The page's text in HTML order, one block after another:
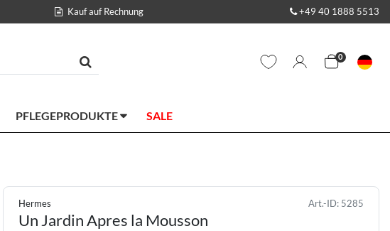
Kauf auf Rechnung +49 40 1888 5513
0
PFLEGEPRODUKTE SALE
Hermes Art.-ID: 5285
Un Jardin Apres la Mousson